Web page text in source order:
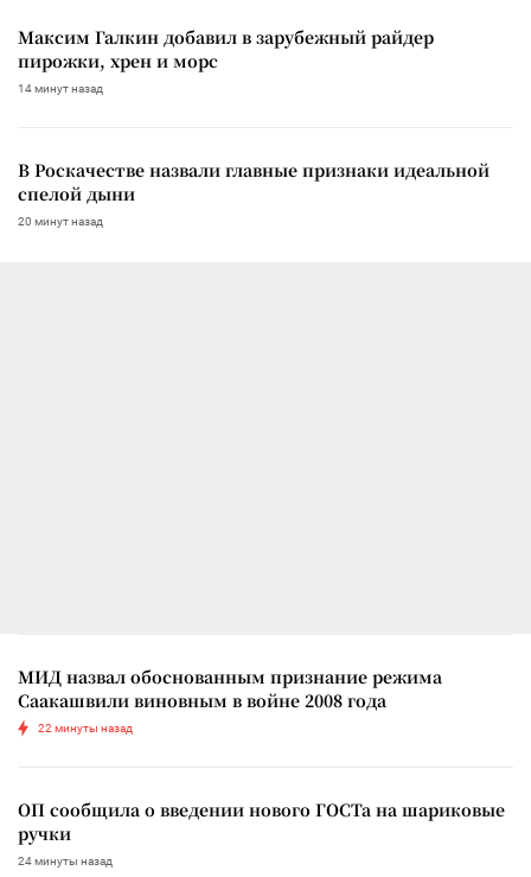
Максим Галкин добавил в зарубежный райдер
пирожки, хрен и морс
14 минут назад
В Роскачестве назвали главные признаки идеальной
спелой дыни
20 минут назад
МИД назвал обоснованным признание режима
Саакашвили виновным в войне 2008 года
22 минуты назад
ОП сообщила о введении нового ГОСТа на шариковые
ручки
24 минуты назад